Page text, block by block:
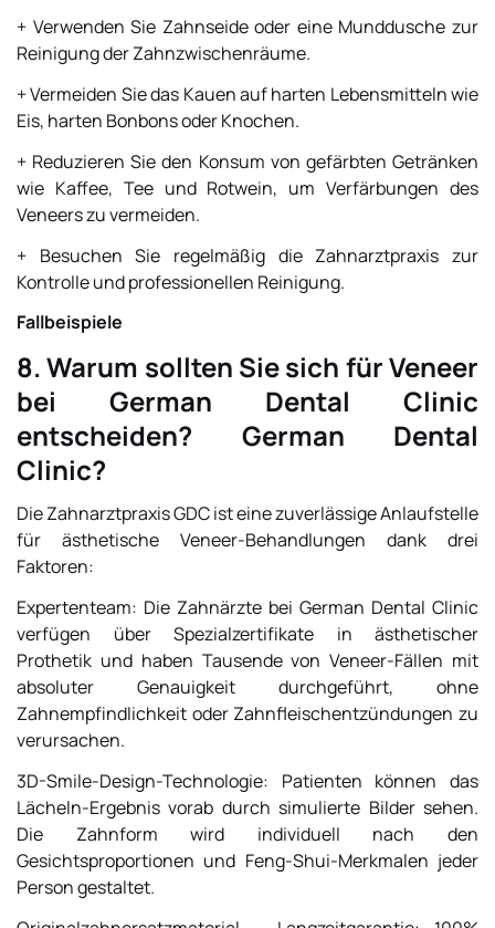
+ Verwenden Sie Zahnseide oder eine Munddusche zur
Reinigung der Zahnzwischenräume.
+ Vermeiden Sie das Kauen auf harten Lebensmitteln wie
Eis, harten Bonbons oder Knochen.
+ Reduzieren Sie den Konsum von gefärbten Getränken
wie Kaffee, Tee und Rotwein, um Verfärbungen des
Veneers zu vermeiden.
+ Besuchen Sie regelmäßig die Zahnarztpraxis zur
Kontrolle und professionellen Reinigung.
Fallbeispiele
8. Warum sollten Sie sich für Veneer
bei German Dental Clinic
entscheiden? German Dental
Clinic?
Die Zahnarztpraxis GDC ist eine zuverlässige Anlaufstelle
für ästhetische Veneer-Behandlungen dank drei
Faktoren:
Expertenteam: Die Zahnärzte bei German Dental Clinic
verfügen über Spezialzertifikate in ästhetischer
Prothetik und haben Tausende von Veneer-Fällen mit
absoluter Genauigkeit durchgeführt, ohne
Zahnempfindlichkeit oder Zahnfleischentzündungen zu
verursachen.
3D-Smile-Design-Technologie: Patienten können das
Lächeln-Ergebnis vorab durch simulierte Bilder sehen.
Die Zahnform wird individuell nach den
Gesichtsproportionen und Feng-Shui-Merkmalen jeder
Person gestaltet.